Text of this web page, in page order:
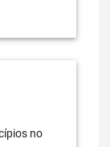
no